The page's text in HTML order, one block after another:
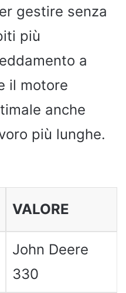
gestire senza
più
a
il motore
anche
più lunghe.
VALORE
John Deere
330